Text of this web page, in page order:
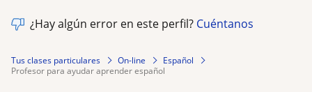
¿Hay algún error en este perfil? Cuéntanos
Tus clases particulares On-line
Español
profesor para ayudar aprender español